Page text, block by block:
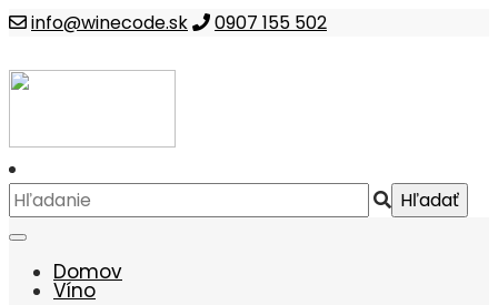
info@winecode.sk 0907 155 502
Domov
Víno